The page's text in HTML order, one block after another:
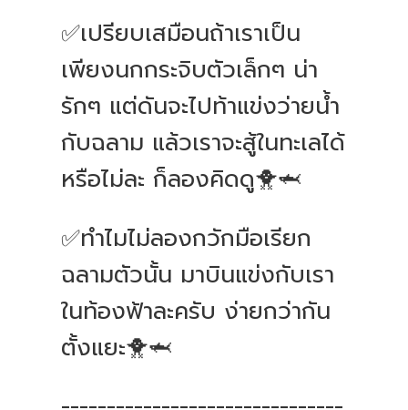
✅เปรียบเสมือนถ้าเราเป็น
เพียงนกกระจิบตัวเล็กๆ น่า
รักๆ แต่ดันจะไปท้าแข่งว่ายน้ำ
กับฉลาม แล้วเราจะสู้ในทะเลได้
หรือไม่ละ ก็ลองคิดดู🐥🦈
✅ทำไมไม่ลองกวักมือเรียก
ฉลามตัวนั้น มาบินแข่งกับเรา
ในท้องฟ้าละครับ ง่ายกว่ากัน
ตั้งแยะ🐥🦈